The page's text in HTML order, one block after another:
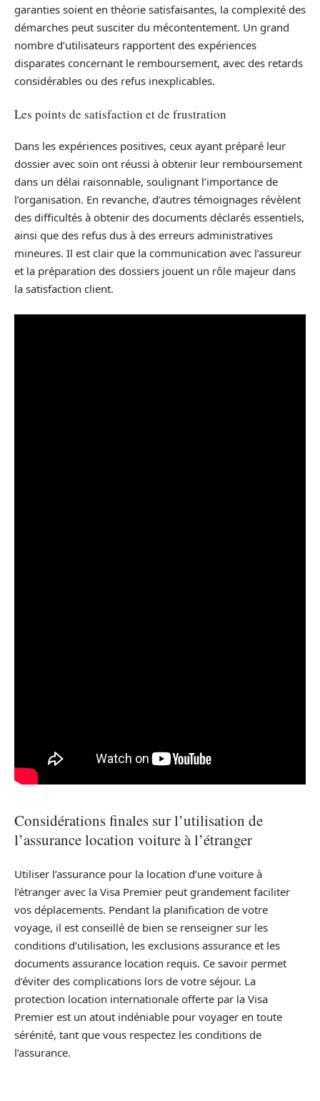
garanties soient en théorie satisfaisantes, la complexité des
démarches peut susciter du mécontentement. Un grand
nombre d’utilisateurs rapportent des expériences
disparates concernant le remboursement, avec des retards
considérables ou des refus inexplicables.
Les points de satisfaction et de frustration
Dans les expériences positives, ceux ayant préparé leur
dossier avec soin ont réussi à obtenir leur remboursement
dans un délai raisonnable, soulignant l’importance de
l’organisation. En revanche, d’autres témoignages révèlent
des difficultés à obtenir des documents déclarés essentiels,
ainsi que des refus dus à des erreurs administratives
mineures. Il est clair que la communication avec l’assureur
et la préparation des dossiers jouent un rôle majeur dans
la satisfaction client.
Considérations finales sur l’utilisation de
l’assurance location voiture à l’étranger
Utiliser l’assurance pour la location d’une voiture à
l’étranger avec la Visa Premier peut grandement faciliter
vos déplacements. Pendant la planification de votre
voyage, il est conseillé de bien se renseigner sur les
conditions d’utilisation, les exclusions assurance et les
documents assurance location requis. Ce savoir permet
d’éviter des complications lors de votre séjour. La
protection location internationale offerte par la Visa
Premier est un atout indéniable pour voyager en toute
sérénité, tant que vous respectez les conditions de
l’assurance.